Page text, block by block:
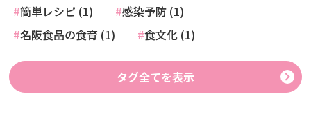
簡単レシピ (1)
感染予防 (1)
名阪食品の食育 (1)
食文化 (1)
タグ全てを表示